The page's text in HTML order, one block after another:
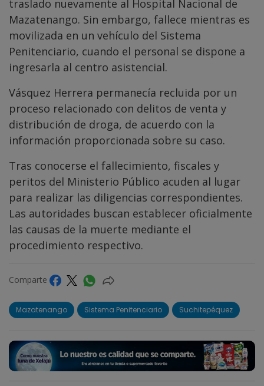
traslado nuevamente al Hospital Nacional de
Mazatenango. Sin embargo, fallece mientras es
movilizada en un vehículo del Sistema
Penitenciario, cuando el personal se dispone a
ingresarla al centro asistencial.
Vásquez Herrera permanecía recluida por un
proceso relacionado con delitos de venta y
distribución de droga, de acuerdo con la
información proporcionada sobre su caso.
Tras conocerse el fallecimiento, fiscales y
peritos del Ministerio Público acuden al lugar
para realizar las diligencias correspondientes.
Las autoridades buscan establecer oficialmente
las causas de la muerte mediante el
procedimiento respectivo.
Comparte
Mazatenango Sistema Penitenciario Suchitepéquez